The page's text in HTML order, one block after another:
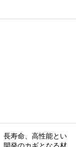
長寿命、高性能とい
開発のカギとなる材